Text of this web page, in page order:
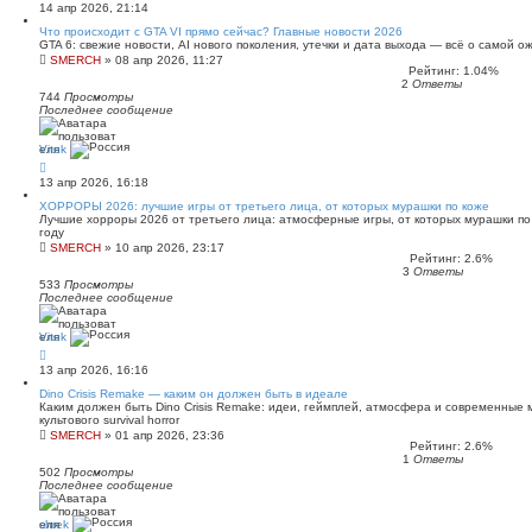
14 апр 2026, 21:14
Что происходит с GTA VI прямо сейчас? Главные новости 2026
GTA 6: свежие новости, AI нового поколения, утечки и дата выхода — всё о самой
SMERCH » 08 апр 2026, 11:27
Рейтинг: 1.04%
2 Ответы
744 Просмотры
Последнее сообщение
Vitek
13 апр 2026, 16:18
ХОРРОРЫ 2026: лучшие игры от третьего лица, от которых мурашки по коже
Лучшие хорроры 2026 от третьего лица: атмосферные игры, от которых мурашки по
году
SMERCH » 10 апр 2026, 23:17
Рейтинг: 2.6%
3 Ответы
533 Просмотры
Последнее сообщение
Vitek
13 апр 2026, 16:16
Dino Crisis Remake — каким он должен быть в идеале
Каким должен быть Dino Crisis Remake: идеи, геймплей, атмосфера и современные
культового survival horror
SMERCH » 01 апр 2026, 23:36
Рейтинг: 2.6%
1 Ответы
502 Просмотры
Последнее сообщение
shrek